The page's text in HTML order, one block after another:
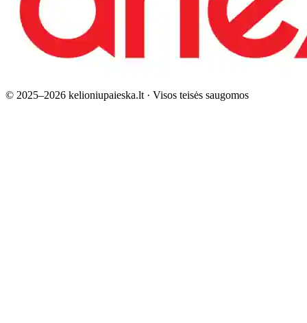
© 2025–2026 kelioniupaieska.lt · Visos teisės saugomos